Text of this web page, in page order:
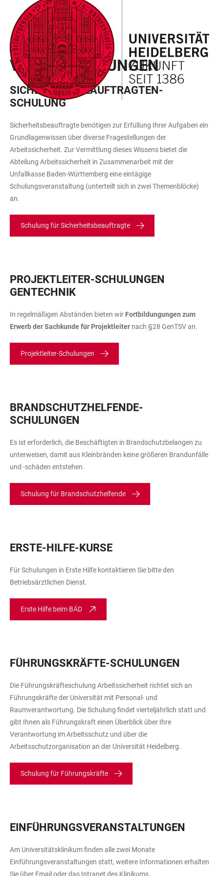
LINKS
ZUR
BARRIEREFREIHEIT
ZUM
HAUPTINHALT
HAUPTNAVIGATION
ÖFFNEN
WEBSEITENSUCHE
ÖFFNEN
VERANSTALTUNGEN
VERANSTALTUNGEN
SICHERHEITSBEAUFTRAGTEN-
SCHULUNG
Sicherheitsbeauftragte benötigen zur Erfüllung Ihrer Aufgaben ein
Grundlagenwissen über diverse Fragestellungen der
Arbeitssicherheit. Zur Vermittlung dieses Wissens bietet die
Abteilung Arbeitssicherheit in Zusammenarbeit mit der
Unfallkasse Baden-Württemberg eine eintägige
Schulungsveranstaltung (unterteilt sich in zwei Themenblöcke)
an.
Schulung für Sicherheitsbeauftragte
PROJEKTLEITER-SCHULUNGEN
GENTECHNIK
In regelmäßigen Abständen bieten wir Fortbildungungen zum
Erwerb der Sachkunde für Projektleiter nach §28 GenTSV an.
Projektleiter-Schulungen
BRANDSCHUTZHELFENDE-
SCHULUNGEN
Es ist erforderlich, die Beschäftigten in Brandschutzbelangen zu
unterweisen, damit aus Kleinbränden keine größeren Brandunfälle
und -schäden entstehen.
Schulung für Brandschutzhelfende
ERSTE-HILFE-KURSE
Für Schulungen in Erste Hilfe kontaktieren Sie bitte den
Betriebsärztlichen Dienst.
Erste Hilfe beim BÄD
FÜHRUNGSKRÄFTE-SCHULUNGEN
Die Führungskräfteschulung Arbeitssicherheit richtet sich an
Führungskräfte der Universität mit Personal- und
Raumverantwortung. Die Schulung findet vierteljährlich statt und
gibt Ihnen als Führungskraft einen Überblick über Ihre
Verantwortung im Arbeitsschutz und über die
Arbeitsschutzorganisation an der Universität Heidelberg.
Schulung für Führungskräfte
EINFÜHRUNGSVERANSTALTUNGEN
Am Universitätsklinikum finden alle zwei Monate
Einführungsveranstaltungen statt, weitere Informationen erhalten
Sie über Email oder das Intranet des Klinikums.